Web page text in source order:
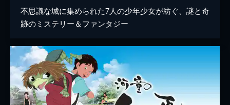
不思議な城に集められた7人の少年少女が紡ぐ、謎と奇
跡のミステリー＆ファンタジー